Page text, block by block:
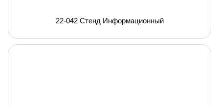
22-042 Стенд Информационный